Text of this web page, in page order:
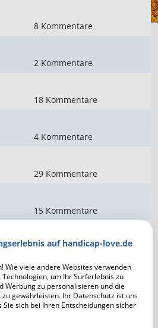
auf handicap-love.de
Wie viele andere Websites verwenden
um Ihr Surferlebnis zu
Werbung zu personalisieren und die
gewährleisten. Ihr Datenschutz ist uns
sich bei Ihren Entscheidungen sicher
8 Kommentare
2 Kommentare
18 Kommentare
4 Kommentare
29 Kommentare
15 Kommentare
15Kommentare
50Kommentare